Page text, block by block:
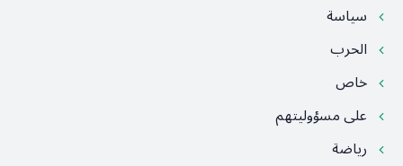
سياسة
الحرب
خاص
على مسؤوليتهم
رياضة